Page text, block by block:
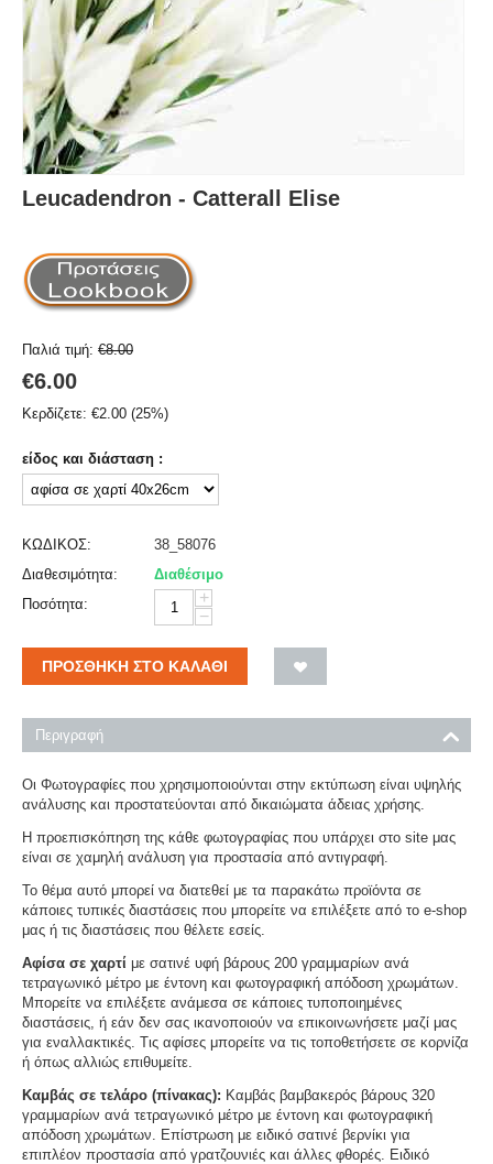
Leucadendron - Catterall Elise
Παλιά τιμή: €8.00
€6.00
Κερδίζετε: €2.00 (25%)
είδος και διάσταση :
ΚΩΔΙΚΟΣ:
38_58076
Διαθεσιμότητα:
Διαθέσιμο
Ποσότητα:
+
−
ΠΡΟΣΘΉΚΗ ΣΤΟ ΚΑΛΆΘΙ
Περιγραφή
Οι Φωτογραφίες που χρησιμοποιούνται στην εκτύπωση είναι υψηλής
ανάλυσης και προστατεύονται από δικαιώματα άδειας χρήσης.
Η προεπισκόπηση της κάθε φωτογραφίας που υπάρχει στο site μας
είναι σε χαμηλή ανάλυση για προστασία από αντιγραφή.
Το θέμα αυτό μπορεί να διατεθεί με τα παρακάτω προϊόντα σε
κάποιες τυπικές διαστάσεις που μπορείτε να επιλέξετε από το e-shop
μας ή τις διαστάσεις που θέλετε εσείς.
Αφίσα σε χαρτί με σατινέ υφή βάρους 200 γραμμαρίων ανά
τετραγωνικό μέτρο με έντονη και φωτογραφική απόδοση χρωμάτων.
Μπορείτε να επιλέξετε ανάμεσα σε κάποιες τυποποιημένες
διαστάσεις, ή εάν δεν σας ικανοποιούν να επικοινωνήσετε μαζί μας
για εναλλακτικές. Τις αφίσες μπορείτε να τις τοποθετήσετε σε κορνίζα
ή όπως αλλιώς επιθυμείτε.
Καμβάς σε τελάρο (πίνακας): Καμβάς βαμβακερός βάρους 320
γραμμαρίων ανά τετραγωνικό μέτρο με έντονη και φωτογραφική
απόδοση χρωμάτων. Επίστρωση με ειδικό σατινέ βερνίκι για
επιπλέον προστασία από γρατζουνιές και άλλες φθορές. Ειδικό